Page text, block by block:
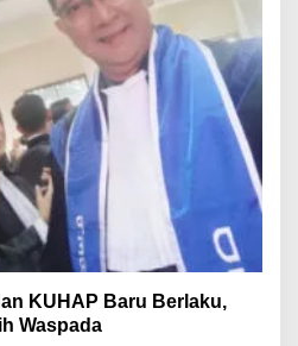
KUHAP Baru Berlaku,
Waspada